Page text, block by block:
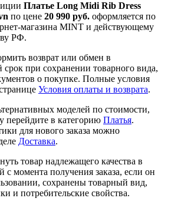
Платье Long Midi Rib Dress
по цене 20 990 руб. оформляется по
магазина MINT и действующему
РФ.
возврат или обмен в
срок при сохранении товарного вида,
о покупке. Полные условия
Условия оплаты и возврата.
моделей по стоимости,
перейдите в категорию Платья.
для нового заказа можно
Доставка.
товар надлежащего качества в
с момента получения заказа, если он
сохранены товарный вид,
и потребительские свойства.